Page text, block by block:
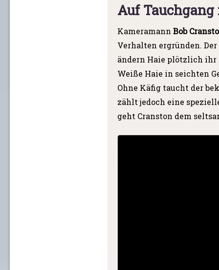
Auf
Kameramann Bob
Verhalten ergründen.
ändern Haie plötzlich ihr
Weiße Haie in seichten
Ohne Käfig taucht der
zählt jedoch eine
geht Cranston dem